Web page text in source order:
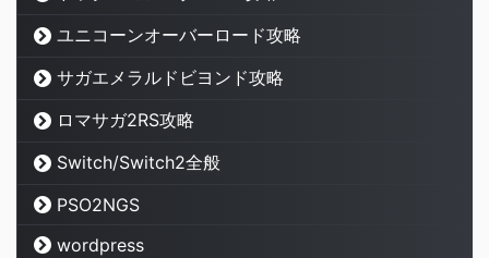
ユニコーンオーバーロード攻略
サガエメラルドビヨンド攻略
ロマサガ2RS攻略
Switch/Switch2全般
PSO2NGS
wordpress